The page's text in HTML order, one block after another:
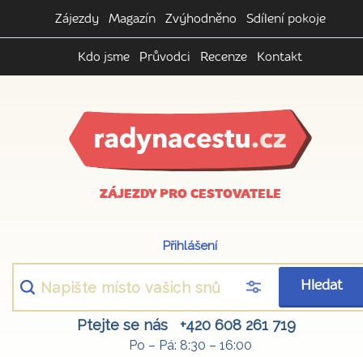
Zájezdy Magazín Zvýhodněno Sdílení pokoje
Kdo jsme Průvodci Recenze Kontakt
ZÁJEZDY PRO CESTOVATELE
Přihlášení
Hledat
Ptejte se nás +420 608 261 719
Po – Pá: 8:30 – 16:00